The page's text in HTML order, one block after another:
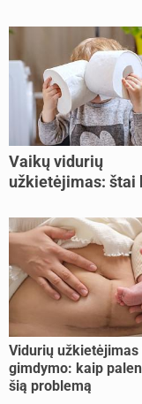
Vaikų vidurių
užkietėjimas: štai
Vidurių užkietėjimas
gimdymo: kaip
šią problemą